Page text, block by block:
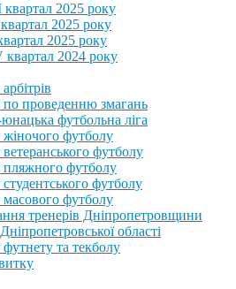
квартал 2025 року
2025 року
2025 року
квартал 2024 року
по проведенню змагань
футбольна ліга
жіночого футболу
ветеранського футболу
пляжного футболу
студентського футболу
масового футболу
тренерів Дніпропетровщини
області
футнету та текболу